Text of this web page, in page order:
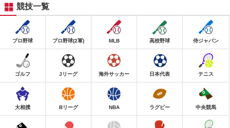
競技一覧
プロ野球 プロ野球(2軍) MLB 高校野球 侍ジャパン
ゴルフ Jリーグ 海外サッカー 日本代表 テニス
大相撲 Bリーグ NBA ラグビー 中央競馬